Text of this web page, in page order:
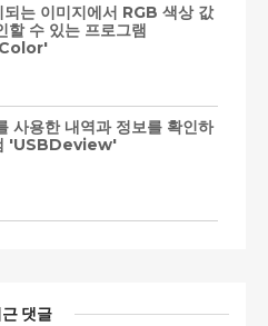
되는 이미지에서 RGB 색상 값
할 수 있는 프로그램
사용한 내역과 정보를 확인하
'USBDeview'
댓글